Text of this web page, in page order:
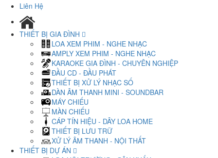
Liên Hệ
THIẾT BỊ GIA ĐÌNH
LOA XEM PHIM - NGHE NHẠC
AMPLY XEM PHIM - NGHE NHẠC
KARAOKE GIA ĐÌNH - CHUYÊN NGHIỆP
ĐẦU CD - ĐẦU PHÁT
THIẾT BỊ XỬ LÝ NHẠC SỐ
DÀN ÂM THANH MINI - SOUNDBAR
MÁY CHIẾU
MÀN CHIẾU
CÁP TÍN HIỆU - DÂY LOA HOME
THIẾT BỊ LƯU TRỮ
XỬ LÝ ÂM THANH - NỘI THẤT
THIẾT BỊ DỰ ÁN